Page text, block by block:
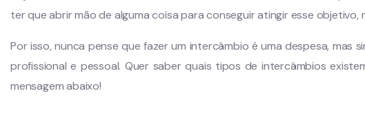
ter que abrir mão de alguma coisa para conseguir atingir esse objetivo,
Por isso, nunca pense que fazer um intercâmbio é uma despesa, mas
profissional e pessoal. Quer saber quais tipos de intercâmbios
mensagem abaixo!